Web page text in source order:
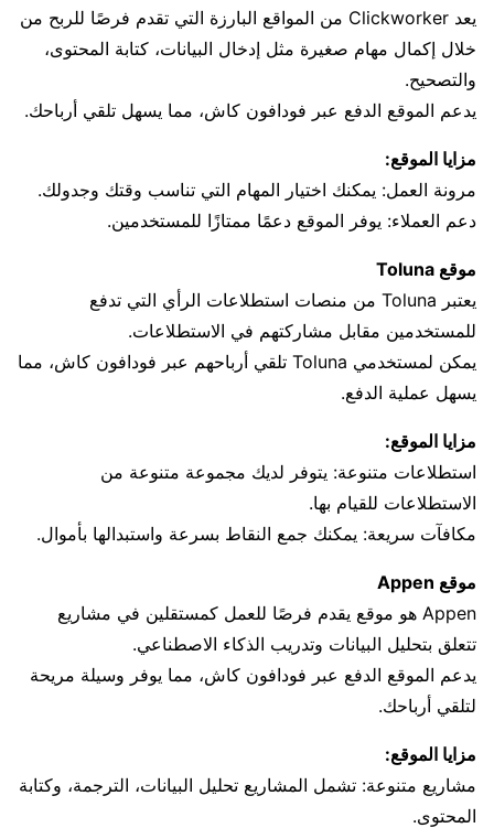
يعد Clickworker من المواقع البارزة التي تقدم فرصًا للربح من
خلال إكمال مهام صغيرة مثل إدخال البيانات، كتابة المحتوى،
والتصحيح.
يدعم الموقع الدفع عبر فودافون كاش، مما يسهل تلقي أرباحك.
مزايا الموقع:
مرونة العمل: يمكنك اختيار المهام التي تناسب وقتك وجدولك.
دعم العملاء: يوفر الموقع دعمًا ممتازًا للمستخدمين.
موقع Toluna
يعتبر Toluna من منصات استطلاعات الرأي التي تدفع
للمستخدمين مقابل مشاركتهم في الاستطلاعات.
يمكن لمستخدمي Toluna تلقي أرباحهم عبر فودافون كاش، مما
يسهل عملية الدفع.
مزايا الموقع:
استطلاعات متنوعة: يتوفر لديك مجموعة متنوعة من
الاستطلاعات للقيام بها.
مكافآت سريعة: يمكنك جمع النقاط بسرعة واستبدالها بأموال.
موقع Appen
Appen هو موقع يقدم فرصًا للعمل كمستقلين في مشاريع
تتعلق بتحليل البيانات وتدريب الذكاء الاصطناعي.
يدعم الموقع الدفع عبر فودافون كاش، مما يوفر وسيلة مريحة
لتلقي أرباحك.
مزايا الموقع:
مشاريع متنوعة: تشمل المشاريع تحليل البيانات، الترجمة، وكتابة
المحتوى.